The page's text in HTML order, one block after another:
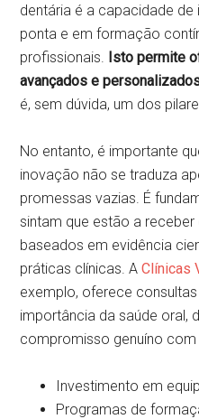
dentária é a capacidade
ponta e em formação
profissionais. Isto permite
avançados e
é, sem dúvida, um dos
No entanto, é importante
inovação não se traduza
promessas vazias. É
sintam que estão a receber
baseados em evidência
práticas clínicas. AClínicas
exemplo, oferece
importância da saúde oral,
compromisso genuíno
Investimento em
Programas de